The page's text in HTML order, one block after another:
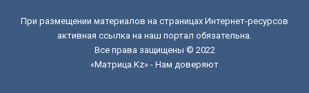
При размещении материалов на страницах Интернет-ресурсов
активная ссылка на наш портал обязательна.
Все права защищены © 2022
«Матрица.Kz» - Нам доверяют